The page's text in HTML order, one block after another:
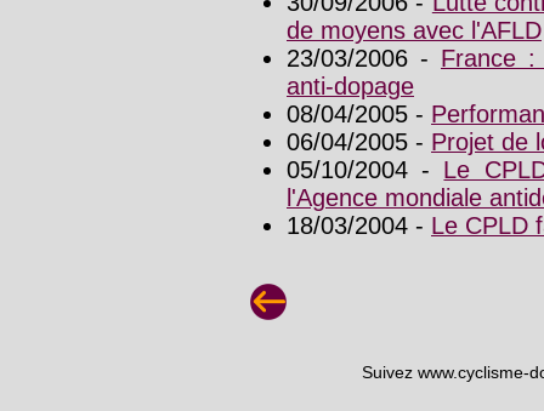
de moyens avec l'AFLD
23/03/2006 - France
anti-dopage
08/04/2005 -
06/04/2005 - Projet de
05/10/2004 - Le
l'Agence mondiale
18/03/2004 - Le CPLD
Suivez www.cyclisme-